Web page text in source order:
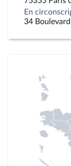
En
34